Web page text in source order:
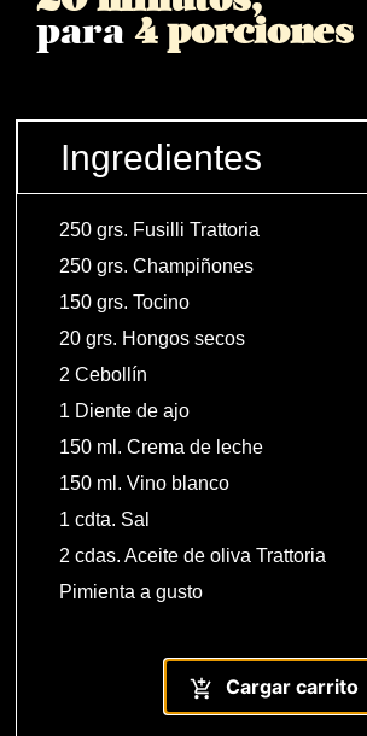
para 4 porciones
Ingredientes
250 grs. Fusilli Trattoria
250 grs. Champiñones
150 grs. Tocino
20 grs. Hongos secos
2 Cebollín
1 Diente de ajo
150 ml. Crema de leche
150 ml. Vino blanco
1 cdta. Sal
2 cdas. Aceite de oliva Trattoria
Pimienta a gusto
Cargar carrito